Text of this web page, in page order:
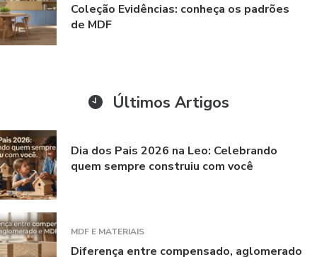
Coleção Evidências: conheça os padrões
de MDF
Últimos Artigos
Dia dos Pais 2026 na Leo: Celebrando
quem sempre construiu com você
MDF E MATERIAIS
Diferença entre compensado, aglomerado